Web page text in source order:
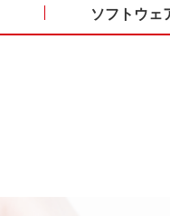
ソフトウェ